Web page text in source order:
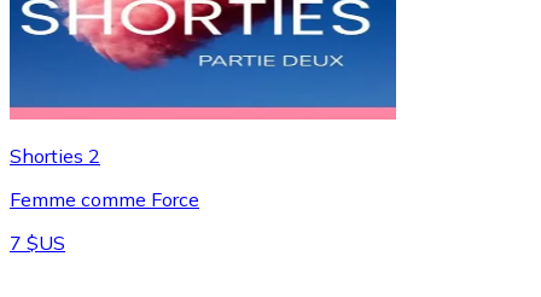
Shorties 2
Femme comme Force
7 $US